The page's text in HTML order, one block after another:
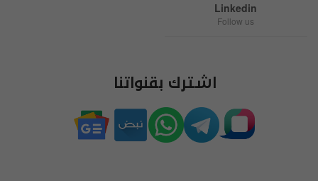
Linkedin
Follow us
اشترك بقنواتنا